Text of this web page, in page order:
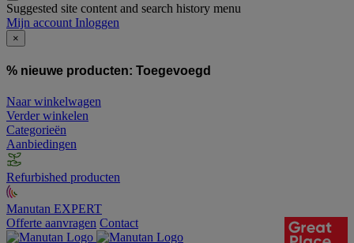
Suggested site content and search history menu
Mijn account Inloggen
×
% nieuwe producten: Toegevoegd
Naar winkelwagen
Verder winkelen
Categorieën
Aanbiedingen
Refurbished producten
Manutan EXPERT
Offerte aanvragen Contact